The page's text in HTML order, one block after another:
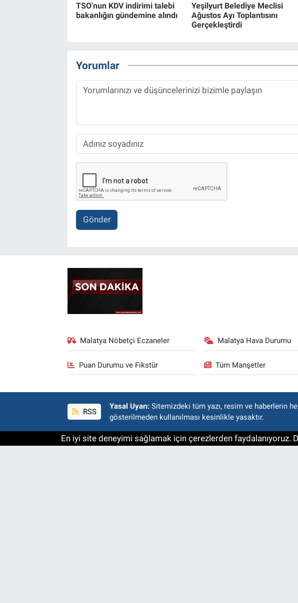
TSO'nun KDV indirimi talebi
bakanlığın gündemine alındı
Yeşilyurt Belediye Meclisi
Ağustos Ayı Toplantısını
Gerçekleştirdi
Yorumlar
Gönder
Malatya Nöbetçi Eczaneler Malatya Hava Durumu
Puan Durumu ve Fikstür Tüm Manşetler
RSS
Yasal Uyarı: Sitemizdeki tüm yazı, resim ve haberlerin
gösterilmeden kullanılması kesinlikle yasaktır.
En iyi site deneyimi sağlamak için çerezlerden faydalanıyoruz.